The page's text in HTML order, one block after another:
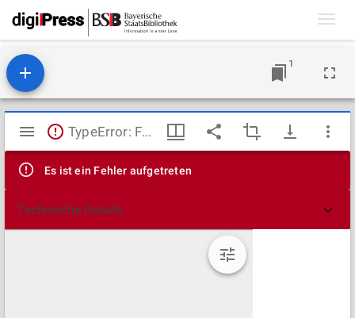
1
Mirador
Viewer
TypeError: Failed to fetch
Es ist ein Fehler aufgetreten
Technische Details